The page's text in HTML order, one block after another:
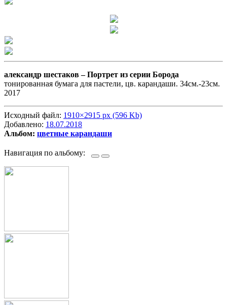
александр шестаков –Портрет из серии Борода
тонированная бумага для пастели, цв. карандаши. 34см.-23см.
2017
Исходный файл: 1910×2915 px (596 Kb)
Добавлено: 18.07.2018
Альбом: цветные карандаши
Навигация по альбому: